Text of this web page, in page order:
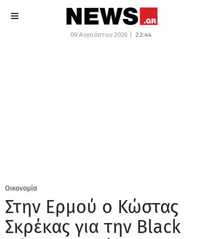
09 Αυγούστου 2026 | 22:44
Οικονομία
Στην Ερμού ο Κώστας
Σκρέκας για την Black